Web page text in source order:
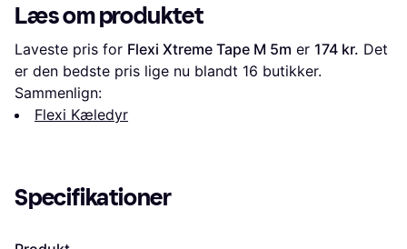
Læs om produktet
Laveste pris for Flexi Xtreme Tape M 5m er 174 kr. Det
er den bedste pris lige nu blandt 16 butikker.
Sammenlign:
Flexi Kæledyr
Specifikationer